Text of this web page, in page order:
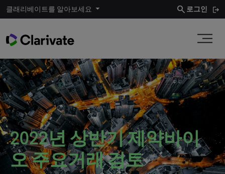
클래리베이트를 알아보세요 search 로그인
2022년 상반기 제약바이
오 주요거래 검토